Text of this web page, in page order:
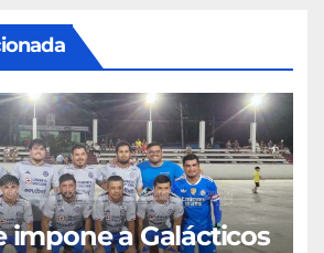
impone a Galácticos